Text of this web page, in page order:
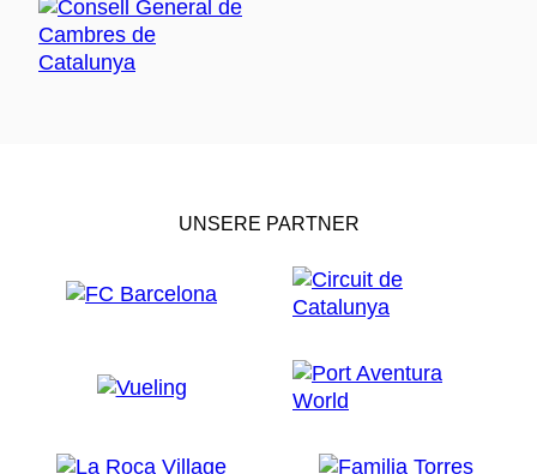
UNSERE PARTNER